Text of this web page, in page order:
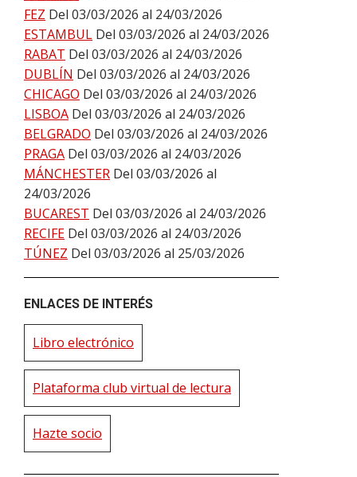
FEZ Del 03/03/2026 al 24/03/2026
ESTAMBUL Del 03/03/2026 al 24/03/2026
RABAT Del 03/03/2026 al 24/03/2026
DUBLÍN Del 03/03/2026 al 24/03/2026
CHICAGO Del 03/03/2026 al 24/03/2026
LISBOA Del 03/03/2026 al 24/03/2026
BELGRADO Del 03/03/2026 al 24/03/2026
PRAGA Del 03/03/2026 al 24/03/2026
MÁNCHESTER Del 03/03/2026 al
24/03/2026
BUCAREST Del 03/03/2026 al 24/03/2026
RECIFE Del 03/03/2026 al 24/03/2026
TÚNEZ Del 03/03/2026 al 25/03/2026
ENLACES DE INTERÉS
Libro electrónico
Plataforma club virtual de lectura
Hazte socio